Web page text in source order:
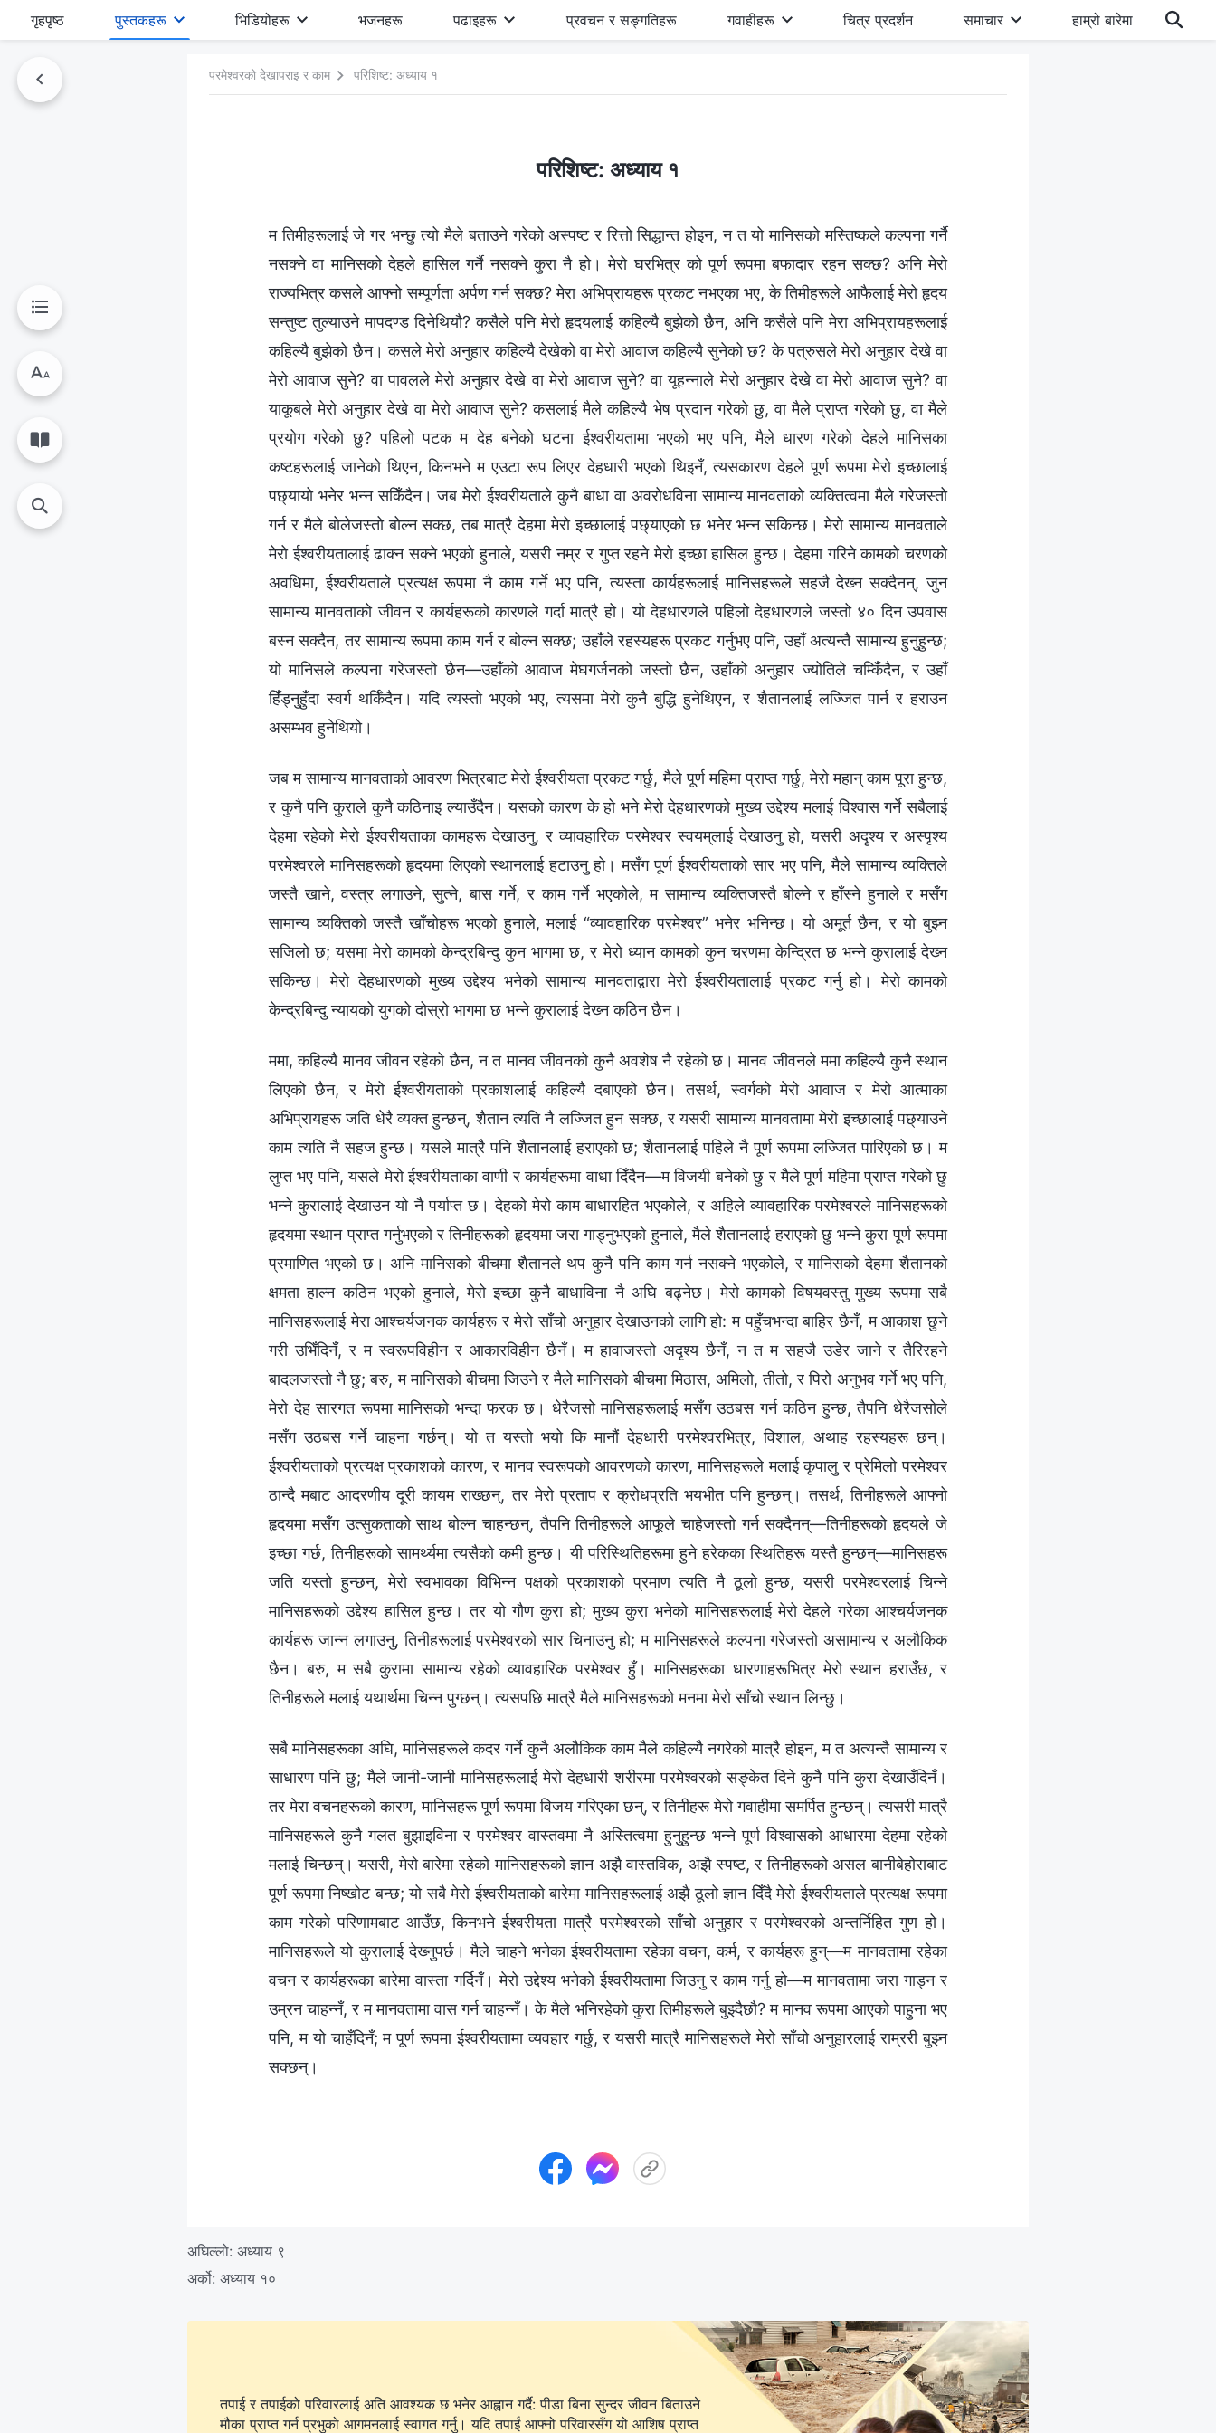
गृहपृष्ठ पुस्तकहरू भिडियोहरू भजनहरू पढाइहरू प्रवचन र सङ्गतिहरू गवाहीहरू चित्र प्रदर्शन समाचार हाम्रो बारेमा
परमेश्‍वरको देखापराइ र काम परिशिष्ट: अध्याय १
परिशिष्ट: अध्याय १
म तिमीहरूलाई जे गर भन्छु त्यो मैले बताउने गरेको अस्पष्ट र रित्तो सिद्धान्त होइन, न त यो मानिसको मस्तिष्कले कल्‍पना गर्नै
नसक्‍ने वा मानिसको देहले हासिल गर्नै नसक्‍ने कुरा नै हो। मेरो घरभित्र को पूर्ण रूपमा बफादार रहन सक्छ? अनि मेरो
राज्यभित्र कसले आफ्‍नो सम्पूर्णता अर्पण गर्न सक्छ? मेरा अभिप्रायहरू प्रकट नभएका भए, के तिमीहरूले आफैलाई मेरो हृदय
सन्तुष्ट तुल्याउने मापदण्ड दिनेथियौ? कसैले पनि मेरो हृदयलाई कहिल्यै बुझेको छैन, अनि कसैले पनि मेरा अभिप्रायहरूलाई
कहिल्यै बुझेको छैन। कसले मेरो अनुहार कहिल्यै देखेको वा मेरो आवाज कहिल्यै सुनेको छ? के पत्रुसले मेरो अनुहार देखे वा
मेरो आवाज सुने? वा पावलले मेरो अनुहार देखे वा मेरो आवाज सुने? वा यूहन्‍नाले मेरो अनुहार देखे वा मेरो आवाज सुने? वा
याकूबले मेरो अनुहार देखे वा मेरो आवाज सुने? कसलाई मैले कहिल्यै भेष प्रदान गरेको छु, वा मैले प्राप्त गरेको छु, वा मैले
प्रयोग गरेको छु? पहिलो पटक म देह बनेको घटना ईश्‍वरीयतामा भएको भए पनि, मैले धारण गरेको देहले मानिसका
कष्टहरूलाई जानेको थिएन, किनभने म एउटा रूप लिएर देहधारी भएको थिइनँ, त्यसकारण देहले पूर्ण रूपमा मेरो इच्छालाई
पछ्यायो भनेर भन्‍न सकिँदैन। जब मेरो ईश्‍वरीयताले कुनै बाधा वा अवरोधविना सामान्य मानवताको व्यक्तित्वमा मैले गरेजस्तो
गर्न र मैले बोलेजस्तो बोल्न सक्छ, तब मात्रै देहमा मेरो इच्छालाई पछ्याएको छ भनेर भन्‍न सकिन्छ। मेरो सामान्य मानवताले
मेरो ईश्‍वरीयतालाई ढाक्‍न सक्‍ने भएको हुनाले, यसरी नम्र र गुप्त रहने मेरो इच्छा हासिल हुन्छ। देहमा गरिने कामको चरणको
अवधिमा, ईश्‍वरीयताले प्रत्यक्ष रूपमा नै काम गर्ने भए पनि, त्यस्ता कार्यहरूलाई मानिसहरूले सहजै देख्‍न सक्दैनन्, जुन
सामान्य मानवताको जीवन र कार्यहरूको कारणले गर्दा मात्रै हो। यो देहधारणले पहिलो देहधारणले जस्तो ४० दिन उपवास
बस्‍न सक्दैन, तर सामान्य रूपमा काम गर्न र बोल्‍न सक्छ; उहाँले रहस्यहरू प्रकट गर्नुभए पनि, उहाँ अत्यन्तै सामान्य हुनुहुन्छ;
यो मानिसले कल्‍पना गरेजस्तो छैन—उहाँको आवाज मेघगर्जनको जस्तो छैन, उहाँको अनुहार ज्योतिले चम्किँदैन, र उहाँ
हिँड्नुहुँदा स्वर्ग थर्किँदैन। यदि त्यस्तो भएको भए, त्यसमा मेरो कुनै बुद्धि हुनेथिएन, र शैतानलाई लज्जित पार्न र हराउन
असम्‍भव हुनेथियो।
जब म सामान्य मानवताको आवरण भित्रबाट मेरो ईश्‍वरीयता प्रकट गर्छु, मैले पूर्ण महिमा प्राप्त गर्छु, मेरो महान् काम पूरा हुन्छ,
र कुनै पनि कुराले कुनै कठिनाइ ल्याउँदैन। यसको कारण के हो भने मेरो देहधारणको मुख्य उद्देश्य मलाई विश्‍वास गर्ने सबैलाई
देहमा रहेको मेरो ईश्‍वरीयताका कामहरू देखाउनु, र व्यावहारिक परमेश्‍वर स्वयम्‌लाई देखाउनु हो, यसरी अदृश्य र अस्पृश्य
परमेश्‍वरले मानिसहरूको हृदयमा लिएको स्थानलाई हटाउनु हो। मसँग पूर्ण ईश्‍वरीयताको सार भए पनि, मैले सामान्य व्यक्तिले
जस्तै खाने, वस्‍त्र लगाउने, सुत्‍ने, बास गर्ने, र काम गर्ने भएकोले, म सामान्य व्यक्तिजस्तै बोल्‍ने र हाँस्ने हुनाले र मसँग
सामान्य व्यक्तिको जस्तै खाँचोहरू भएको हुनाले, मलाई “व्यावहारिक परमेश्‍वर” भनेर भनिन्छ। यो अमूर्त छैन, र यो बुझ्‍न
सजिलो छ; यसमा मेरो कामको केन्द्रबिन्दु कुन भागमा छ, र मेरो ध्यान कामको कुन चरणमा केन्द्रित छ भन्‍ने कुरालाई देख्‍न
सकिन्छ। मेरो देहधारणको मुख्य उद्देश्य भनेको सामान्य मानवताद्वारा मेरो ईश्‍वरीयतालाई प्रकट गर्नु हो। मेरो कामको
केन्द्रबिन्दु न्यायको युगको दोस्रो भागमा छ भन्‍ने कुरालाई देख्‍न कठिन छैन।
ममा, कहिल्यै मानव जीवन रहेको छैन, न त मानव जीवनको कुनै अवशेष नै रहेको छ। मानव जीवनले ममा कहिल्यै कुनै स्थान
लिएको छैन, र मेरो ईश्‍वरीयताको प्रकाशलाई कहिल्यै दबाएको छैन। तसर्थ, स्वर्गको मेरो आवाज र मेरो आत्माका
अभिप्रायहरू जति धेरै व्यक्त हुन्छन्, शैतान त्यति नै लज्‍जित हुन सक्छ, र यसरी सामान्य मानवतामा मेरो इच्छालाई पछ्याउने
काम त्यति नै सहज हुन्छ। यसले मात्रै पनि शैतानलाई हराएको छ; शैतानलाई पहिले नै पूर्ण रूपमा लज्जित पारिएको छ। म
लुप्त भए पनि, यसले मेरो ईश्‍वरीयताका वाणी र कार्यहरूमा वाधा दिँदैन—म विजयी बनेको छु र मैले पूर्ण महिमा प्राप्त गरेको छु
भन्‍ने कुरालाई देखाउन यो नै पर्याप्त छ। देहको मेरो काम बाधारहित भएकोले, र अहिले व्यावहारिक परमेश्‍वरले मानिसहरूको
हृदयमा स्थान प्राप्त गर्नुभएको र तिनीहरूको हृदयमा जरा गाड्नुभएको हुनाले, मैले शैतानलाई हराएको छु भन्‍ने कुरा पूर्ण रूपमा
प्रमाणित भएको छ। अनि मानिसको बीचमा शैतानले थप कुनै पनि काम गर्न नसक्‍ने भएकोले, र मानिसको देहमा शैतानको
क्षमता हाल्‍न कठिन भएको हुनाले, मेरो इच्छा कुनै बाधाविना नै अघि बढ्नेछ। मेरो कामको विषयवस्तु मुख्य रूपमा सबै
मानिसहरूलाई मेरा आश्‍चर्यजनक कार्यहरू र मेरो साँचो अनुहार देखाउनको लागि हो: म पहुँचभन्दा बाहिर छैनँ, म आकाश छुने
गरी उभिँदिनँ, र म स्वरूपविहीन र आकारविहीन छैनँ। म हावाजस्तो अदृश्य छैनँ, न त म सहजै उडेर जाने र तैरिरहने
बादलजस्तो नै छु; बरु, म मानिसको बीचमा जिउने र मैले मानिसको बीचमा मिठास, अमिलो, तीतो, र पिरो अनुभव गर्ने भए पनि,
मेरो देह सारगत रूपमा मानिसको भन्दा फरक छ। धेरैजसो मानिसहरूलाई मसँग उठबस गर्न कठिन हुन्छ, तैपनि धेरैजसोले
मसँग उठबस गर्ने चाहना गर्छन्। यो त यस्तो भयो कि मानौं देहधारी परमेश्‍वरभित्र, विशाल, अथाह रहस्यहरू छन्।
ईश्‍वरीयताको प्रत्यक्ष प्रकाशको कारण, र मानव स्वरूपको आवरणको कारण, मानिसहरूले मलाई कृपालु र प्रेमिलो परमेश्‍वर
ठान्दै मबाट आदरणीय दूरी कायम राख्छन्, तर मेरो प्रताप र क्रोधप्रति भयभीत पनि हुन्छन्। तसर्थ, तिनीहरूले आफ्‍नो
हृदयमा मसँग उत्सुकताको साथ बोल्‍न चाहन्छन्, तैपनि तिनीहरूले आफूले चाहेजस्तो गर्न सक्दैनन्—तिनीहरूको हृदयले जे
इच्छा गर्छ, तिनीहरूको सामर्थ्यमा त्यसैको कमी हुन्छ। यी परिस्‍थितिहरूमा हुने हरेकका स्थितिहरू यस्तै हुन्छन्—मानिसहरू
जति यस्तो हुन्छन्, मेरो स्वभावका विभिन्‍न पक्षको प्रकाशको प्रमाण त्यति नै ठूलो हुन्छ, यसरी परमेश्‍वरलाई चिन्‍ने
मानिसहरूको उद्देश्य हासिल हुन्छ। तर यो गौण कुरा हो; मुख्य कुरा भनेको मानिसहरूलाई मेरो देहले गरेका आश्‍चर्यजनक
कार्यहरू जान्‍न लगाउनु, तिनीहरूलाई परमेश्‍वरको सार चिनाउनु हो; म मानिसहरूले कल्‍पना गरेजस्तो असामान्य र अलौकिक
छैन। बरु, म सबै कुरामा सामान्य रहेको व्यावहारिक परमेश्‍वर हुँ। मानिसहरूका धारणाहरूभित्र मेरो स्थान हराउँछ, र
तिनीहरूले मलाई यथार्थमा चिन्‍न पुग्छन्। त्यसपछि मात्रै मैले मानिसहरूको मनमा मेरो साँचो स्थान लिन्छु।
सबै मानिसहरूका अघि, मानिसहरूले कदर गर्ने कुनै अलौकिक काम मैले कहिल्यै नगरेको मात्रै होइन, म त अत्यन्तै सामान्य र
साधारण पनि छु; मैले जानी-जानी मानिसहरूलाई मेरो देहधारी शरीरमा परमेश्‍वरको सङ्केत दिने कुनै पनि कुरा देखाउँदिनँ।
तर मेरा वचनहरूको कारण, मानिसहरू पूर्ण रूपमा विजय गरिएका छन्, र तिनीहरू मेरो गवाहीमा समर्पित हुन्छन्। त्यसरी मात्रै
मानिसहरूले कुनै गलत बुझाइविना र परमेश्‍वर वास्तवमा नै अस्तित्वमा हुनुहुन्छ भन्‍ने पूर्ण विश्‍वासको आधारमा देहमा रहेको
मलाई चिन्छन्। यसरी, मेरो बारेमा रहेको मानिसहरूको ज्ञान अझै वास्तविक, अझै स्पष्ट, र तिनीहरूको असल बानीबेहोराबाट
पूर्ण रूपमा निष्खोट बन्छ; यो सबै मेरो ईश्‍वरीयताको बारेमा मानिसहरूलाई अझै ठूलो ज्ञान दिँदै मेरो ईश्‍वरीयताले प्रत्यक्ष रूपमा
काम गरेको परिणामबाट आउँछ, किनभने ईश्‍वरीयता मात्रै परमेश्‍वरको साँचो अनुहार र परमेश्‍वरको अन्तर्निहित गुण हो।
मानिसहरूले यो कुरालाई देख्‍नुपर्छ। मैले चाहने भनेका ईश्‍वरीयतामा रहेका वचन, कर्म, र कार्यहरू हुन्—म मानवतामा रहेका
वचन र कार्यहरूका बारेमा वास्ता गर्दिनँ। मेरो उद्देश्य भनेको ईश्‍वरीयतामा जिउनु र काम गर्नु हो—म मानवतामा जरा गाड्न र
उम्रन चाहन्‍नँ, र म मानवतामा वास गर्न चाहन्‍नँ। के मैले भनिरहेको कुरा तिमीहरूले बुझ्दैछौ? म मानव रूपमा आएको पाहुना भए
पनि, म यो चाहँदिनँ; म पूर्ण रूपमा ईश्‍वरीयतामा व्यवहार गर्छु, र यसरी मात्रै मानिसहरूले मेरो साँचो अनुहारलाई राम्ररी बुझ्‍न
सक्छन्।
अघिल्लो: अध्याय ९
अर्को: अध्याय १०
तपाई र तपाईको परिवारलाई अति आवश्यक छ भनेर आह्वान गर्दै: पीडा बिना सुन्दर जीवन बिताउने
मौका प्राप्त गर्न प्रभुको आगमनलाई स्वागत गर्नु। यदि तपाईं आफ्नो परिवारसँग यो आशिष प्राप्त